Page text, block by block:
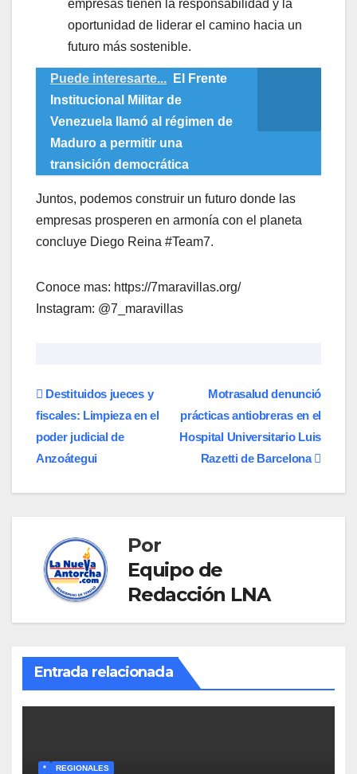
empresas tienen la responsabilidad y la
oportunidad de liderar el camino hacia un
futuro más sostenible.
Puede interesarte...
El Frente
Institucional Militar de
Venezuela llamó al régimen de
Maduro a permitir una
transición democrática
Juntos, podemos construir un futuro donde las
empresas prosperen en armonía con el planeta
concluye Diego Reina #Team7.
Conoce mas: https://7maravillas.org/
Instagram: @7_maravillas
Navegación
de
entradas
Motrasalud denunció
prácticas antiobreras en el
Hospital Universitario Luis
Razetti de Barcelona
Destituidos jueces y
fiscales: Limpieza en el
poder judicial de
Anzoátegui
Por
Equipo de
Redacción LNA
Entrada relacionada
* REGIONALES